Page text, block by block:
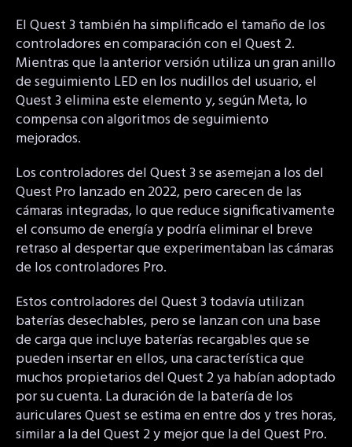
El Quest 3 también ha simplificado el tamaño de los
controladores en comparación con el Quest 2.
Mientras que la anterior versión utiliza un gran anillo
de seguimiento LED en los nudillos del usuario, el
Quest 3 elimina este elemento y, según Meta, lo
compensa con algoritmos de seguimiento
mejorados.
Los controladores del Quest 3 se asemejan a los del
Quest Pro lanzado en 2022, pero carecen de las
cámaras integradas, lo que reduce significativamente
el consumo de energía y podría eliminar el breve
retraso al despertar que experimentaban las cámaras
de los controladores Pro.
Estos controladores del Quest 3 todavía utilizan
baterías desechables, pero se lanzan con una base
de carga que incluye baterías recargables que se
pueden insertar en ellos, una característica que
muchos propietarios del Quest 2 ya habían adoptado
por su cuenta. La duración de la batería de los
auriculares Quest se estima en entre dos y tres horas,
similar a la del Quest 2 y mejor que la del Quest Pro.